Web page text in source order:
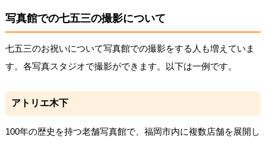
写真館での七五三の撮影について
七五三のお祝いについて写真館での撮影をする人も増えていま
す。各写真スタジオで撮影ができます。以下は一例です。
アトリエ木下
100年の歴史を持つ老舗写真館で、福岡市内に複数店舗を展開し